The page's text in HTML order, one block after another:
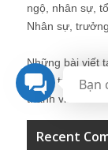
ngộ, nhân sự,
Nhân sự,
Những bài viết
Quản trị Nhân
thành viên khác
Recent
Bạn